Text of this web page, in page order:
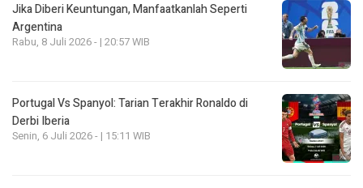
Jika Diberi Keuntungan, Manfaatkanlah Seperti
Argentina
Rabu, 8 Juli 2026 - | 20:57 WIB
Portugal Vs Spanyol: Tarian Terakhir Ronaldo di
Derbi Iberia
Senin, 6 Juli 2026 - | 15:11 WIB